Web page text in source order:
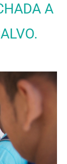
A